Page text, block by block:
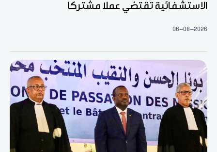
الاستشفائية تقتضي عملا مشتركا
06-08-2026